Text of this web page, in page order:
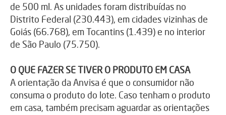
de 500 ml. As unidades foram distribuídas no
Distrito Federal (230.443), em cidades vizinhas de
Goiás (66.768), em Tocantins (1.439) e no interior
de São Paulo (75.750).
O QUE FAZER SE TIVER O PRODUTO EM CASA
A orientação da Anvisa é que o consumidor não
consuma o produto do lote. Caso tenham o produto
em casa, também precisam aguardar as orientações